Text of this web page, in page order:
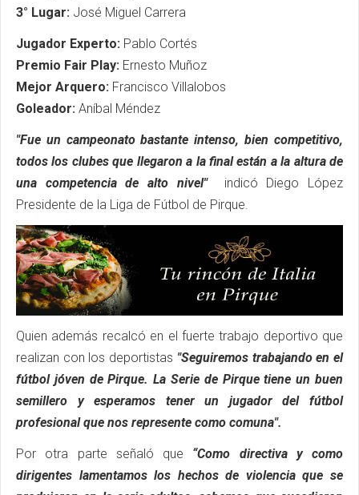
3° Lugar: José Miguel Carrera
Jugador Experto: Pablo Cortés
Premio Fair Play: Ernesto Muñoz
Mejor Arquero: Francisco Villalobos
Goleador: Aníbal Méndez
"Fue un campeonato bastanteintenso, bien competitivo,
todos los clubes que llegaron a la final están a la altura de
una competencia de alto nivel"indicó Diego López
Presidente de la Liga de Fútbol de Pirque.
Quien además recalcó en el fuerte trabajo deportivo que
realizan con los deportistas "Seguiremos trabajando en el
fútbol jóven de Pirque. La Serie de Pirque tiene un buen
semillero y esperamos tener un jugador del fútbol
profesional que nos represente como comuna".
Por otra parte señaló que “Como directiva y como
dirigentes lamentamos los hechos de violencia que se